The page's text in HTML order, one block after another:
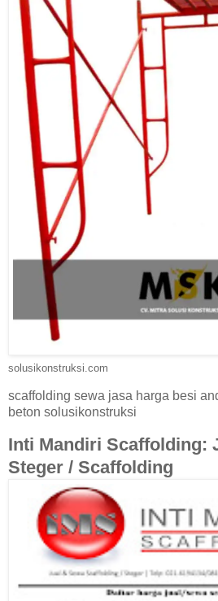
solusikonstruksi.com
scaffolding sewa jasa harga besi
beton solusikonstruksi
Inti Mandiri Scaffolding:
Steger / Scaffolding